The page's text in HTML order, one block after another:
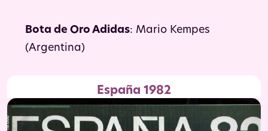
Bota de Oro Adidas: Mario Kempes
(Argentina)
España 1982